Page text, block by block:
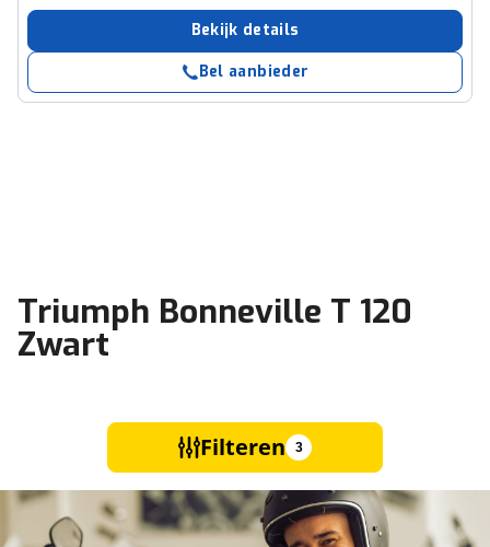
Bekijk details
Bel aanbieder
Triumph Bonneville T 120
Zwart
Filteren 3